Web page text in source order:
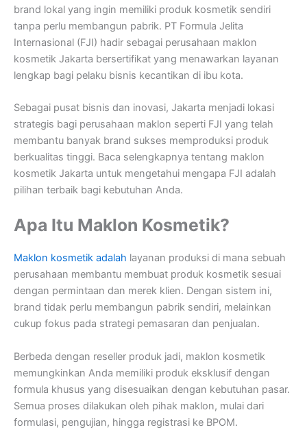
brand lokal yang ingin memiliki produk kosmetik sendiri
tanpa perlu membangun pabrik. PT Formula Jelita
Internasional (FJI) hadir sebagai perusahaan maklon
kosmetik Jakarta bersertifikat yang menawarkan layanan
lengkap bagi pelaku bisnis kecantikan di ibu kota.
Sebagai pusat bisnis dan inovasi, Jakarta menjadi lokasi
strategis bagi perusahaan maklon seperti FJI yang telah
membantu banyak brand sukses memproduksi produk
berkualitas tinggi. Baca selengkapnya tentang maklon
kosmetik Jakarta untuk mengetahui mengapa FJI adalah
pilihan terbaik bagi kebutuhan Anda.
Apa Itu Maklon Kosmetik?
Maklon kosmetik adalah layanan produksi di mana sebuah
perusahaan membantu membuat produk kosmetik sesuai
dengan permintaan dan merek klien. Dengan sistem ini,
brand tidak perlu membangun pabrik sendiri, melainkan
cukup fokus pada strategi pemasaran dan penjualan.
Berbeda dengan reseller produk jadi, maklon kosmetik
memungkinkan Anda memiliki produk eksklusif dengan
formula khusus yang disesuaikan dengan kebutuhan pasar.
Semua proses dilakukan oleh pihak maklon, mulai dari
formulasi, pengujian, hingga registrasi ke BPOM.